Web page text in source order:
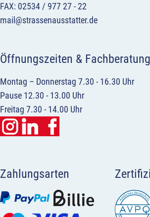
FAX: 02534 / 977 27 - 22
mail@strassenausstatter.de
Öffnungszeiten & Fachberatung
Montag – Donnerstag 7.30 - 16.30 Uhr
Pause 12.30 - 13.00 Uhr
Freitag 7.30 - 14.00 Uhr
Zahlungsarten